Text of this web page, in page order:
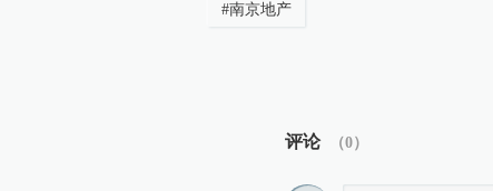
#南京地产
评论 （0）